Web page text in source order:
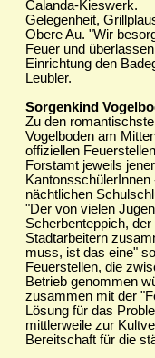
Calanda-Kieswerk.
Gelegenheit,
Obere Au. "Wir
Feuer und
Einrichtung den
Leubler.
Sorgenkind
Zu den
Vogelboden am
offiziellen
Forstamt jeweils
nächtlichen
"Der von vielen
Scherbenteppich,
Stadtarbeitern
muss, ist das eine"
Feuerstellen, die
Betrieb genommen
zusammen mit der
Lösung für das
mittlerweile zur
Bereitschaft für die